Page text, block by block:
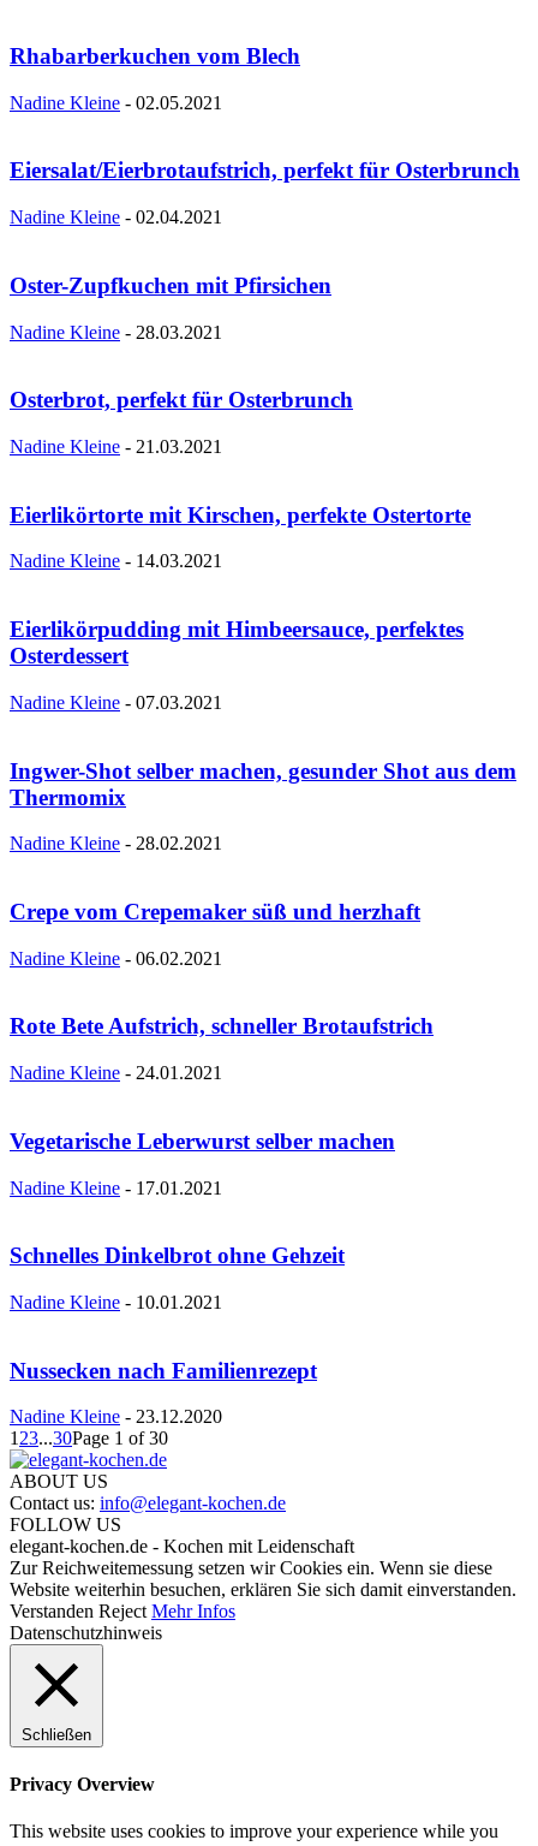
Rhabarberkuchen vom Blech
Nadine Kleine - 02.05.2021
Eiersalat/Eierbrotaufstrich, perfekt für Osterbrunch
Nadine Kleine - 02.04.2021
Oster-Zupfkuchen mit Pfirsichen
Nadine Kleine - 28.03.2021
Osterbrot, perfekt für Osterbrunch
Nadine Kleine - 21.03.2021
Eierlikörtorte mit Kirschen, perfekte Ostertorte
Nadine Kleine - 14.03.2021
Eierlikörpudding mit Himbeersauce, perfektes
Osterdessert
Nadine Kleine - 07.03.2021
Ingwer-Shot selber machen, gesunder Shot aus dem
Thermomix
Nadine Kleine - 28.02.2021
Crepe vom Crepemaker süß und herzhaft
Nadine Kleine - 06.02.2021
Rote Bete Aufstrich, schneller Brotaufstrich
Nadine Kleine - 24.01.2021
Vegetarische Leberwurst selber machen
Nadine Kleine - 17.01.2021
Schnelles Dinkelbrot ohne Gehzeit
Nadine Kleine - 10.01.2021
Nussecken nach Familienrezept
Nadine Kleine - 23.12.2020
123...30Page 1 of 30
ABOUT US
Contact us: info@elegant-kochen.de
FOLLOW US
elegant-kochen.de - Kochen mit Leidenschaft
Zur Reichweitemessung setzen wir Cookies ein. Wenn sie diese
Website weiterhin besuchen, erklären Sie sich damit einverstanden.
Verstanden Reject Mehr Infos
Datenschutzhinweis
Schließen
Privacy Overview
This website uses cookies to improve your experience while you